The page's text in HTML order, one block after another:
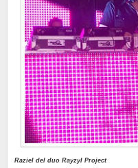
Raziel del duo Rayzyl Project